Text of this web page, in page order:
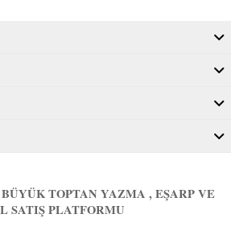
TOPTAN YAZMA , EŞARP VE
SATIŞ PLATFORMU